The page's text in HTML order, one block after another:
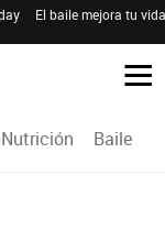
El baile mejora tu
Nutrición Baile